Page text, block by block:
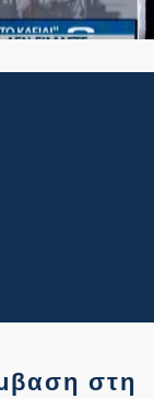
στη